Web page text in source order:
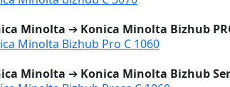
Minolta ➔ Konica Minolta Bizhub
Minolta Bizhub Pro C 1060
Minolta ➔ Konica Minolta Bizhub